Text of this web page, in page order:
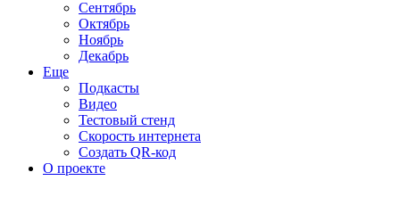
Сентябрь
Октябрь
Ноябрь
Декабрь
Еще
Подкасты
Видео
Тестовый стенд
Скорость интернета
Создать QR-код
О проекте